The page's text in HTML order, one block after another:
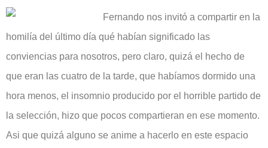
Fernando nos invitó a compartir en la
homilía del último día qué habían significado las
conviencias para nosotros, pero claro, quizá el hecho de
que eran las cuatro de la tarde, que habíamos dormido una
hora menos, el insomnio producido por el horrible partido de
la selección, hizo que pocos compartieran en ese momento.
Asi que quizá alguno se anime a hacerlo en este espacio